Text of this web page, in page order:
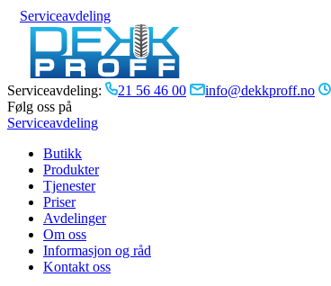
Serviceavdeling
Serviceavdeling: 21 56 46 00 info@dekkproff.no
Følg oss på
Serviceavdeling
Butikk
Produkter
Tjenester
Priser
Avdelinger
Om oss
Informasjon og råd
Kontakt oss